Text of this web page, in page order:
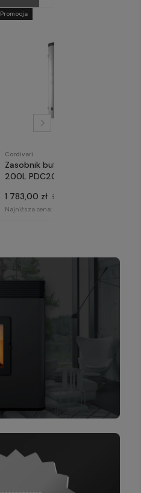
Cordivari
Zasobnik buforowy Cordivari
200L PDC200
1 783,00 zł 2 099,00 zł
Najniższa cena:
Promocja